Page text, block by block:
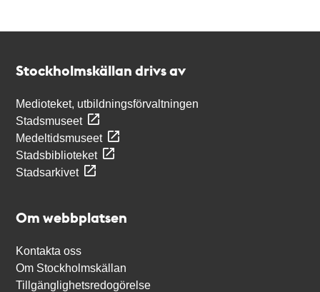
Stockholmskällan drivs av
Medioteket, utbildningsförvaltningen
Stadsmuseet
Medeltidsmuseet
Stadsbiblioteket
Stadsarkivet
Om webbplatsen
Kontakta oss
Om Stockholmskällan
Tillgänglighetsredogörelse